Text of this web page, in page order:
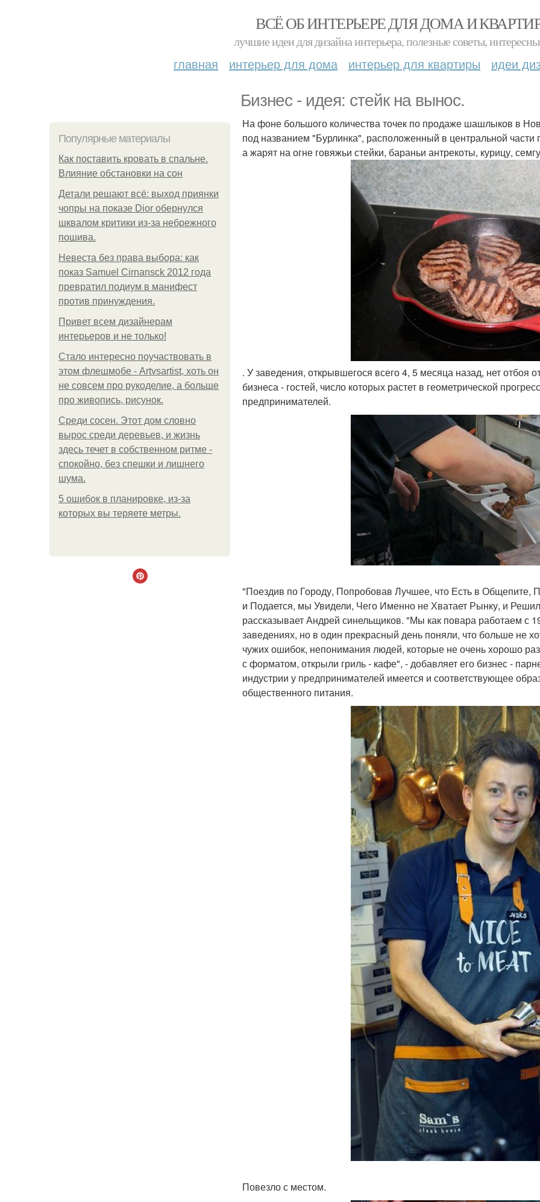
ВСЁ ОБ ИНТЕРЬЕРЕ ДЛЯ ДОМА И
лучшие идеи для дизайна интерьера, полезные советы,
главная интерьер для дома интерьер для квартиры идеи
Бизнес - идея: стейк на вынос.
Популярные материалы
Как поставить кровать в спальне.
Влияние обстановки на сон
Детали решают всё: выход приянки
чопры на показе Dior обернулся
шквалом критики из-за небрежного
пошива.
Невеста без права выбора: как
показ Samuel Cirnansck 2012 года
превратил подиум в манифест
против принуждения.
Привет всем дизайнерам
интерьеров и не только!
Стало интересно поучаствовать в
этом флешмобе - Artvsartist, хоть он
не совсем про рукоделие, а больше
про живопись, рисунок.
Среди сосен. Этот дом словно
вырос среди деревьев, и жизнь
здесь течет в собственном ритме -
спокойно, без спешки и лишнего
шума.
5 ошибок в планировке, из-за
которых вы теряете метры.
На фоне большого количества точек по продаже шашлыков в
под названием "Бурлинка", расположенный в центральной
а жарят на огне говяжьи стейки, бараньи антрекоты, курицу,
. У заведения, открывшегося всего 4, 5 месяца назад, нет отбоя
бизнеса - гостей, число которых растет в геометрической
предпринимателей.
"Поездив по Городу, Попробовав Лучшее, что Есть в Общепите,
и Подается, мы Увидели, Чего Именно не Хватает Рынку, и
рассказывает Андрей синельщиков. "Мы как повара работаем с
заведениях, но в один прекрасный день поняли, что больше не
чужих ошибок, непонимания людей, которые не очень хорошо
с форматом, открыли гриль - кафе", - добавляет его бизнес -
индустрии у предпринимателей имеется и соответствующее
общественного питания.
Повезло с местом.